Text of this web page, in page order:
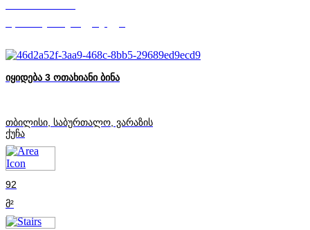
იყიდება 3 ოთახიანი ბინა
თბილისი, საბურთალო, ვარაზის
ქუჩა
92
მ²